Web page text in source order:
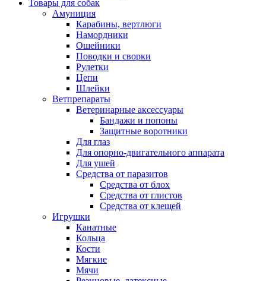
Товары для собак
Амуниция
Карабины, вертлюги
Намордники
Ошейники
Поводки и сворки
Рулетки
Цепи
Шлейки
Ветпрепараты
Ветеринарные аксессуары
Бандажи и попоны
Защитные воротники
Для глаз
Для опорно-двигательного аппарата
Для ушей
Средства от паразитов
Средства от блох
Средства от глистов
Средства от клещей
Игрушки
Канатные
Кольца
Кости
Мягкие
Мячи